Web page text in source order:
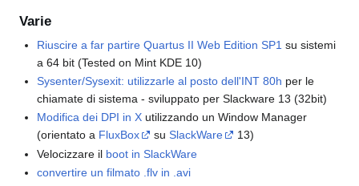
Varie
Riuscire a far partire Quartus II Web Edition SP1 su sistemi
a 64 bit (Tested on Mint KDE 10)
Sysenter/Sysexit: utilizzarle al posto dell'INT 80h per le
chiamate di sistema - sviluppato per Slackware 13 (32bit)
Modifica dei DPI in X utilizzando un Window Manager
(orientato a FluxBox suSlackWare
13)
Velocizzare il boot in SlackWare
convertire un filmato .flv in .avi